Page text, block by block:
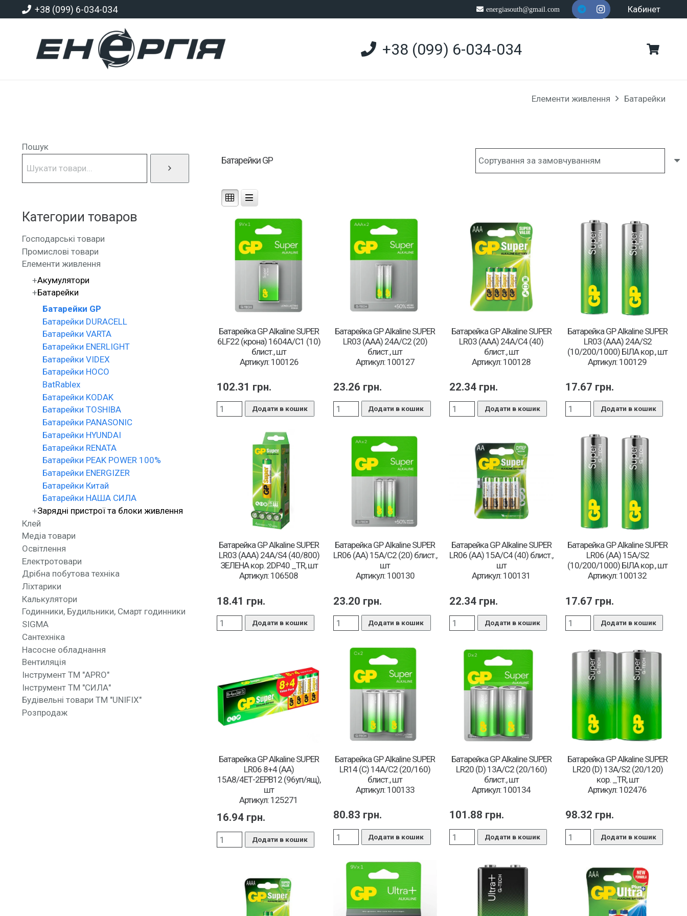
+38 (099) 6-034-034 energiasouth@gmail.com Кабинет
+38 (099) 6-034-034
Елементи живлення Батарейки
Батарейки GP
Батарейка GP Alkaline SUPER
6LF22 (крона) 1604A/C1 (10)
блист., шт
Артикул: 100126
102.31 грн.
Додати в кошик
Батарейка GP Alkaline SUPER
LR03 (ААА) 24A/C2 (20)
блист., шт
Артикул: 100127
23.26 грн.
Додати в кошик
Батарейка GP Alkaline SUPER
LR03 (ААА) 24A/C4 (40)
блист., шт
Артикул: 100128
22.34 грн.
Додати в кошик
Батарейка GP Alkaline SUPER
LR03 (ААА) 24A/S2
(10/200/1000) БІЛА кор., шт
Артикул: 100129
17.67 грн.
Додати в кошик
Батарейка GP Alkaline SUPER
LR03 (ААА) 24A/S4 (40/800)
ЗЕЛЕНА кор. 2DP40 _TR, шт
Артикул: 106508
18.41 грн.
Додати в кошик
Батарейка GP Alkaline SUPER
LR06 (АА) 15A/C2 (20) блист.,
шт
Артикул: 100130
23.20 грн.
Додати в кошик
Батарейка GP Alkaline SUPER
LR06 (АА) 15A/C4 (40) блист.,
шт
Артикул: 100131
22.34 грн.
Додати в кошик
Батарейка GP Alkaline SUPER
LR06 (АА) 15A/S2
(10/200/1000) БІЛА кор., шт
Артикул: 100132
17.67 грн.
Додати в кошик
Батарейка GP Alkaline SUPER
LR06 8+4 (АА)
15A8/4ЕТ-2ЕРВ12 (96уп/ящ),
шт
Артикул: 125271
16.94 грн.
Додати в кошик
Батарейка GP Alkaline SUPER
LR14 (C) 14A/C2 (20/160)
блист., шт
Артикул: 100133
80.83 грн.
Додати в кошик
Батарейка GP Alkaline SUPER
LR20 (D) 13A/C2 (20/160)
блист., шт
Артикул: 100134
101.88 грн.
Додати в кошик
Батарейка GP Alkaline SUPER
LR20 (D) 13A/S2 (20/120)
кор. _TR, шт
Артикул: 102476
98.32 грн.
Додати в кошик
Пошук
Категории товаров
Господарські товари
Промислові товари
Елементи живлення
Акумулятори
Батарейки
Батарейки GP
Батарейки DURACELL
Батарейки VARTA
Батарейки ENERLIGHT
Батарейки VIDEX
Батарейки HOCO
batRablex
Батарейки KODAK
Батарейки TOSHIBA
Батарейки PANASONIC
Батарейки HYUNDAI
Батарейки RENATA
Батарейки PEAK POWER 100%
Батарейки ENERGIZER
Батарейки Китай
Батарейки НАША СИЛА
Зарядні пристрої та блоки живлення
Клей
Медіа товари
Освітлення
Електротовари
Дрібна побутова техніка
Ліхтарики
Калькулятори
Годинники, Будильники, Смарт годинники
SIGMA
Сантехніка
Насосне обладнання
Вентиляція
Інструмент ТМ "APRO"
Інструмент ТМ "СИЛА"
Будівельні товари ТМ "UNIFIX"
Розпродаж